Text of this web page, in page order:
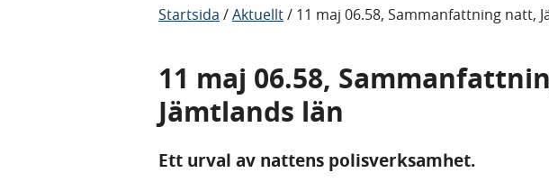
Startsida /Aktuellt/ 11 maj 06.58, Sammanfattning natt,
11 maj 06.58,
Jämtlands län
Ett urval av nattens polisverksamhet.